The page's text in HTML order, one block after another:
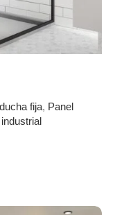
fija, Panel